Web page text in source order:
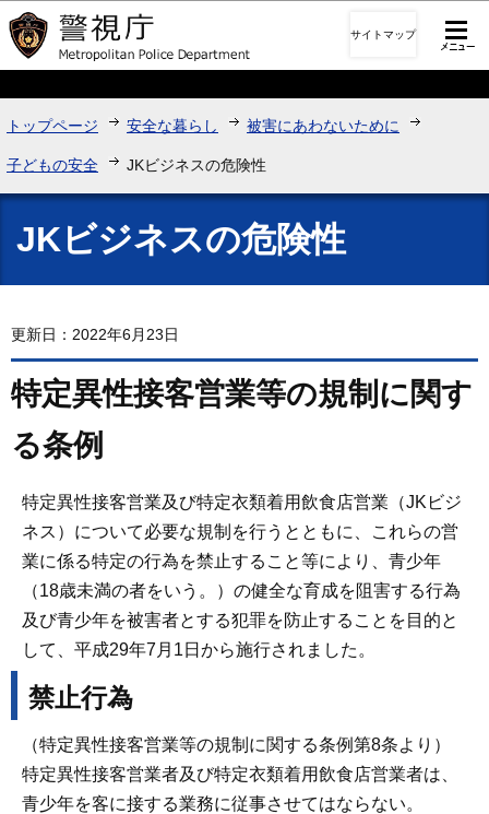
このページの本文へ移動
サイトマップ
トップページ 安全な暮らし 被害にあわないために
子どもの安全 JKビジネスの危険性
JKビジネスの危険性
更新日：2022年6月23日
特定異性接客営業等の規制に関す
る条例
特定異性接客営業及び特定衣類着用飲食店営業（JKビジ
ネス）について必要な規制を行うとともに、これらの営
業に係る特定の行為を禁止すること等により、青少年
（18歳未満の者をいう。）の健全な育成を阻害する行為
及び青少年を被害者とする犯罪を防止することを目的と
して、平成29年7月1日から施行されました。
禁止行為
（特定異性接客営業等の規制に関する条例第8条より）
特定異性接客営業者及び特定衣類着用飲食店営業者は、
青少年を客に接する業務に従事させてはならない。